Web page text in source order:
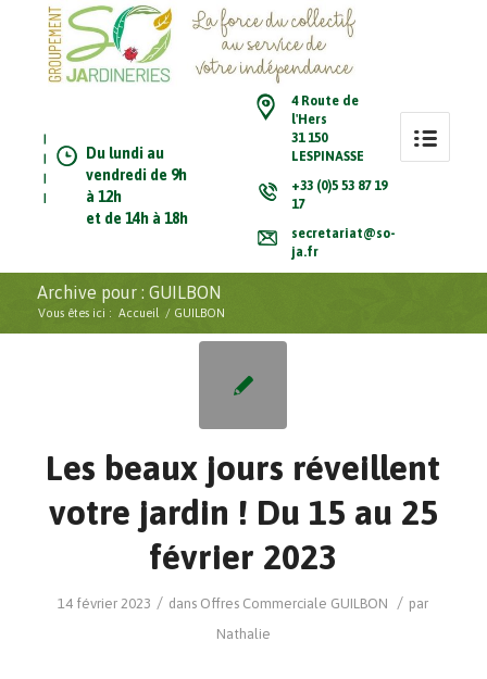
Du lundi au
vendredi de 9h
à 12h
et de 14h à 18h
4 Route de
l'Hers
31 150
LESPINASSE
+33 (0)5 53 87 19
17
secretariat@so-
ja.fr
Archive pour : GUILBON
Vous êtes ici : Accueil / GUILBON
Les beaux jours réveillent
votre jardin ! Du 15 au 25
février 2023
14 février 2023 / dans Offres Commerciale GUILBON / par
Nathalie